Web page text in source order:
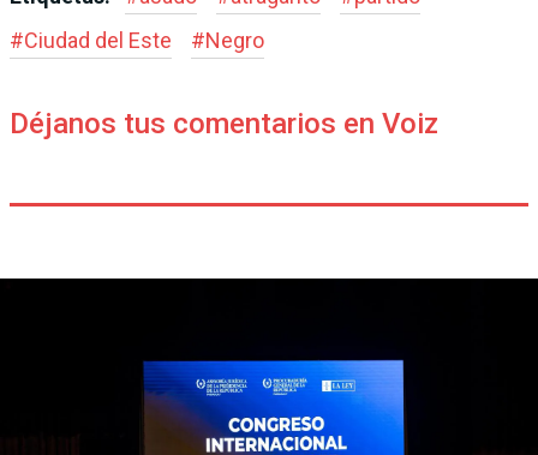
#Ciudad del Este #Negro
Déjanos tus comentarios en Voiz